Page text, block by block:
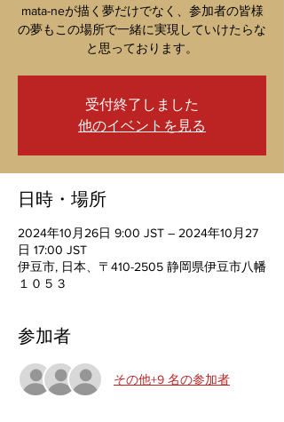
mata-neが描く夢だけでなく、参加者の皆様
の夢もこの場所で一緒に実現していけたらな
と思っております。
受付終了しました
他のイベントを見る
日時・場所
2024年10月26日 9:00 JST – 2024年10月27
日 17:00 JST
伊豆市, 日本、〒410-2505 静岡県伊豆市八幡
１０５３
参加者
その他+9 名の参加者